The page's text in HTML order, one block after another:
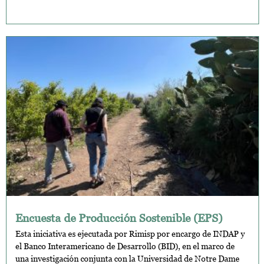
Encuesta de Producción Sostenible (EPS)
Esta iniciativa es ejecutada por Rimisp por encargo de INDAP y
el Banco Interamericano de Desarrollo (BID), en el marco de
una investigación conjunta con la Universidad de Notre Dame